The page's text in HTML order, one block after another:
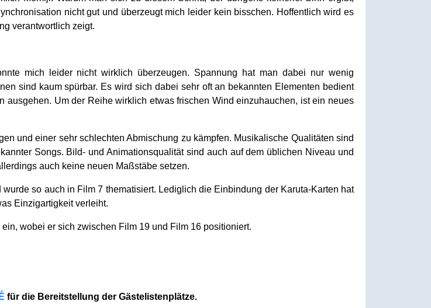
nicht gut und überzeugt mich leider kein bisschen. Hoffentlich wird es
verantwortlich zeigt.
mich leider nicht wirklich überzeugen. Spannung hat man dabei nur wenig
sind kaum spürbar. Es wird sich dabei sehr oft an bekannten Elementen bedient
Um der Reihe wirklich etwas frischen Wind einzuhauchen, ist ein neues
und einer sehr schlechten Abmischung zu kämpfen. Musikalische Qualitäten sind
Songs. Bild- und Animationsqualität sind auch auf dem üblichen Niveau und
auch keine neuen Maßstäbe setzen.
so auch in Film 7 thematisiert. Lediglich die Einbindung der Karuta-Karten hat
Einzigartigkeit verleiht.
wobei er sich zwischen Film 19 und Film 16 positioniert.
für die Bereitstellung der Gästelistenplätze.